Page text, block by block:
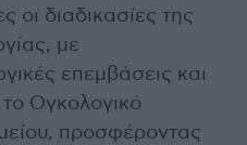
οι διαδικασίες της
με
επεμβάσεις και
Ογκολογικό
προσφέροντας